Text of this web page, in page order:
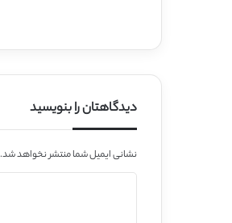
دیدگاهتان را بنویسید
نشانی ایمیل شما منتشر نخواهد شد.